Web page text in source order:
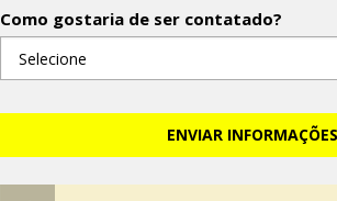
Como gostaria de ser contatado?
ENVIAR INFORMAÇÕES